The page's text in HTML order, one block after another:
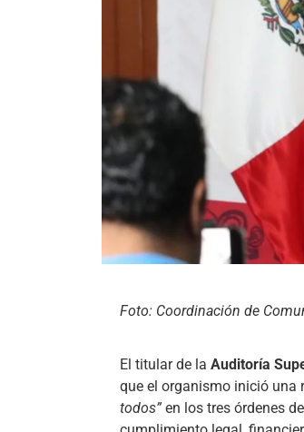
Foto: Coordinación de
El titular de la Auditoría
que el organismo inició una
todos” en los tres órdenes